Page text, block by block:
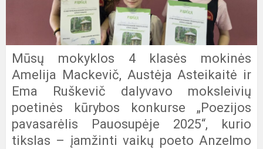
Mūsų mokyklos 4 klasės mokinės
Amelija Mackevič, Austėja Asteikaitė ir
Ema Ruškevič dalyvavo moksleivių
poetinės kūrybos konkurse „Poezijos
pavasarėlis Pauosupėje 2025“, kurio
tikslas – įamžinti vaikų poeto Anzelmo